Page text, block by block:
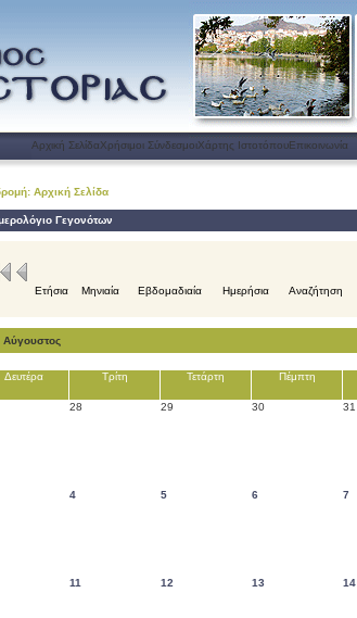
Αρχική ΣελίδαΧρήσιμοι ΣύνδεσμοιΧάρτης ΙστοτόπουΕπικοινωνία
Αρχική Σελίδα
Γεγονότων
Ετήσια Μηνιαία Εβδομαδιαία Ημερήσια Αναζήτηση
Αύγουστος
Δευτέρα Τρίτη Τετάρτη Πέμπτη
28 29 30 31
4 5 6 7
11 12 13 14